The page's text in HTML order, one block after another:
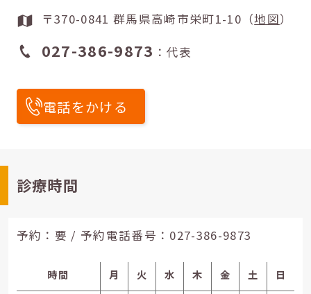
〒370-0841 群馬県高崎市栄町1-10（地図）
027-386-9873 ：代表
電話をかける
診療時間
予約：要 / 予約電話番号： 027-386-9873
時間 月 火 水 木 金 土 日